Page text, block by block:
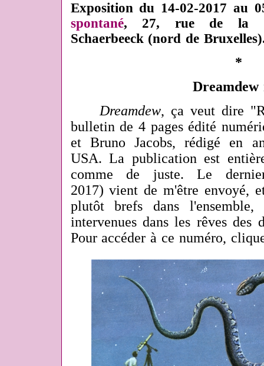
Exposition du 14-02-2017 au
spontané, 27, rue de la
Schaerbeeck (nord de
*
Dreamdew
Dreamdew, ça veut dire
bulletin de 4 pages édité
et Bruno Jacobs, rédigé en
USA. La publication est
comme de juste. Le
2017) vient de m'être envoyé,
plutôt brefs dans
intervenues dans les rêves des
Pour accéder à ce numéro,